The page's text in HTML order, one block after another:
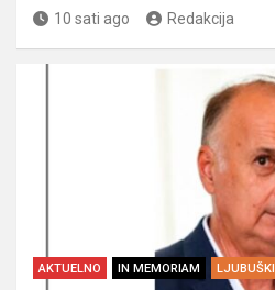
10 sati ago Redakcija
AKTUELNO IN MEMORIAM LJUBUŠKI